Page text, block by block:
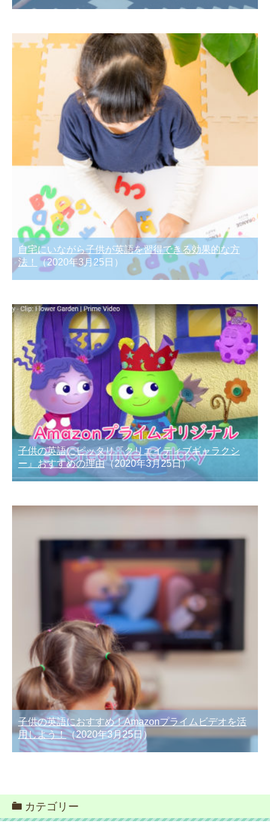
自宅にいながら子供が英語を習得できる効果的な方
法！
（2020年3月25日）
子供の英語にピッタリ『クリエイティブギャラクシ
ー』おすすめの理由（2020年3月25日）
子供の英語におすすめ！Amazonプライムビデオを活
用しよう！（2020年3月25日）
カテゴリー